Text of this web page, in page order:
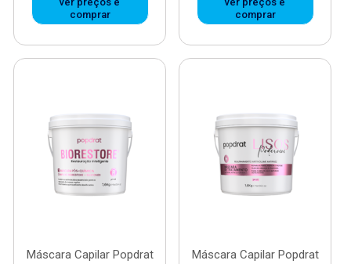
comprar
comprar
Máscara Capilar Popdrat
Máscara Capilar Popdrat